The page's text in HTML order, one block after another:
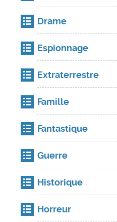
Drame
Espionnage
Extraterrestre
Famille
Fantastique
Guerre
Historique
Horreur